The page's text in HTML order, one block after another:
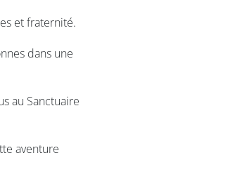
et fraternité.
dans une
au Sanctuaire
aventure